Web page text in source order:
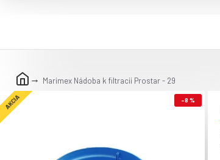
Marimex Nádoba k filtracii Prostar - 29
AKCIA -8 %